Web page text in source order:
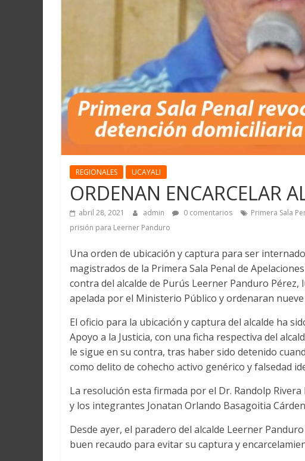
REGIONALES UCAYALI
ORDENAN ENCARCELAR
abril 28, 2021 admin 0 comentarios
Primera Sala
prisión para Leerner Panduro
Una orden de ubicación y captura para ser
magistrados de la Primera Sala Penal de
contra del alcalde de Purús Leerner Panduro
apelada por el Ministerio Público y ordenaran
El oficio para la ubicación y captura del alcalde ha
Apoyo a la Justicia, con una ficha respectiva del
le sigue en su contra, tras haber sido detenido
como delito de cohecho activo genérico y falsedad
La resolución esta firmada por el Dr. Randolp
y los integrantes Jonatan Orlando Basagoitia
Desde ayer, el paradero del alcalde Leerner
buen recaudo para evitar su captura y